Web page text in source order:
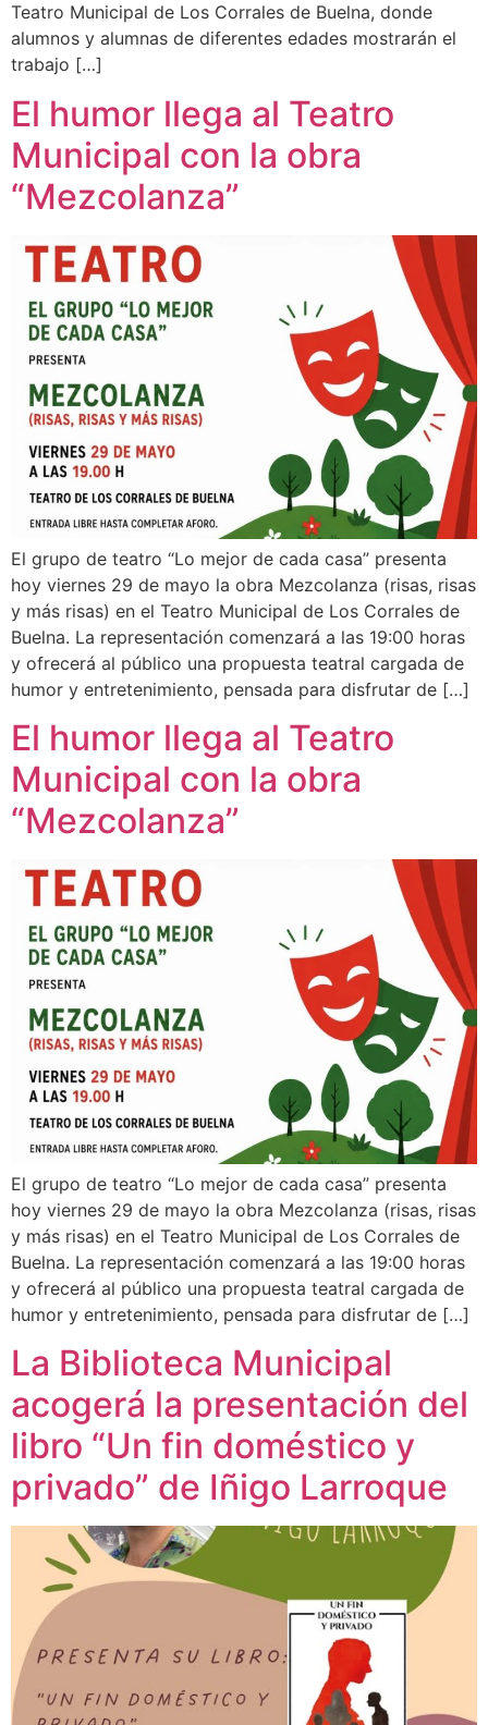
Teatro Municipal de Los Corrales de Buelna, donde
alumnos y alumnas de diferentes edades mostrarán el
trabajo […]
El humor llega al Teatro
Municipal con la obra
“Mezcolanza”
El grupo de teatro “Lo mejor de cada casa” presenta
hoy viernes 29 de mayo la obra Mezcolanza (risas, risas
y más risas) en el Teatro Municipal de Los Corrales de
Buelna. La representación comenzará a las 19:00 horas
y ofrecerá al público una propuesta teatral cargada de
humor y entretenimiento, pensada para disfrutar de […]
El humor llega al Teatro
Municipal con la obra
“Mezcolanza”
El grupo de teatro “Lo mejor de cada casa” presenta
hoy viernes 29 de mayo la obra Mezcolanza (risas, risas
y más risas) en el Teatro Municipal de Los Corrales de
Buelna. La representación comenzará a las 19:00 horas
y ofrecerá al público una propuesta teatral cargada de
humor y entretenimiento, pensada para disfrutar de […]
La Biblioteca Municipal
acogerá la presentación del
libro “Un fin doméstico y
privado” de Iñigo Larroque